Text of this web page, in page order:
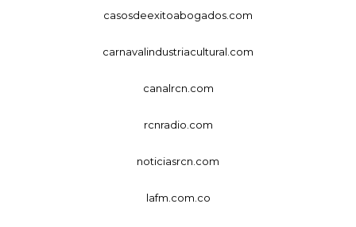
casosdeexitoabogados.com
carnavalindustriacultural.com
canalrcn.com
rcnradio.com
noticiasrcn.com
lafm.com.co